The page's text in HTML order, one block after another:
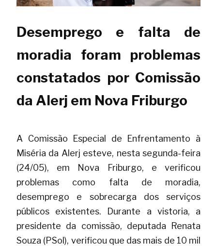
Desemprego e falta de
moradia foram problemas
constatados por Comissão
da Alerj em Nova Friburgo
A Comissão Especial de Enfrentamento à
Miséria da Alerj esteve, nesta segunda-feira
(24/05), em Nova Friburgo, e verificou
problemas como falta de moradia,
desemprego e sobrecarga dos serviços
públicos existentes. Durante a vistoria, a
presidente da comissão, deputada Renata
Souza (PSol), verificou que das mais de 10 mil